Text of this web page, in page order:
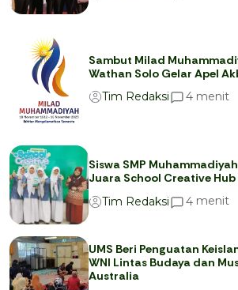
Sambut Milad
Wathan Solo Gelar Apel
Tim Redaksi
4 menit
Siswa SMP
Juara School Creative
Tim Redaksi
4 menit
UMS Beri Penguatan
WNI Lintas Budaya dan
Australia